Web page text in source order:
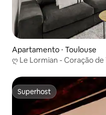
Apartamento ⋅ Toulouse
ღ Le Lormian - Coração
Superhost
Superhost